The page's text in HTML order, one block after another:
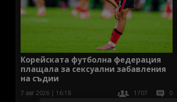
Корейската футболна федерация
плащала за сексуални забавления
на съдии
7 авг 2026 | 16:18 1707 0